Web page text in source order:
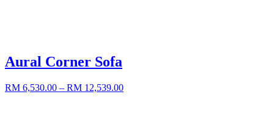
Aural Corner Sofa
RM 6,530.00 – RM 12,539.00